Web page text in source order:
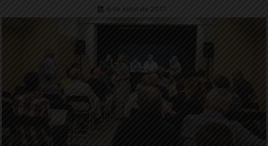
6 de juliol de 2017